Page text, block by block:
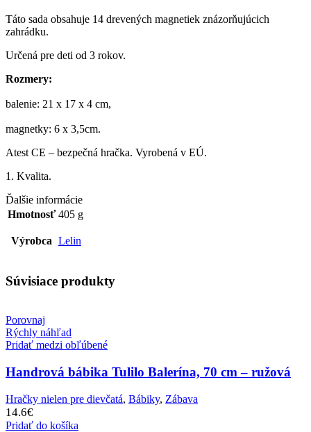
Táto sada obsahuje 14 drevených magnetiek znázorňujúcich
zahrádku.
Určená pre deti od 3 rokov.
Rozmery:
balenie: 21 x 17 x 4 cm,
magnetky: 6 x 3,5cm.
Atest CE – bezpečná hračka. Vyrobená v EÚ.
1. Kvalita.
Ďalšie informácie
Hmotnosť 405 g
Výrobca Lelin
Súvisiace produkty
Porovnaj
Rýchly náhľad
Pridať medzi obľúbené
Handrová bábika Tulilo Balerína, 70 cm – ružová
Hračky nielen pre dievčatá, Bábiky, Zábava
14.6€
Pridať do košíka